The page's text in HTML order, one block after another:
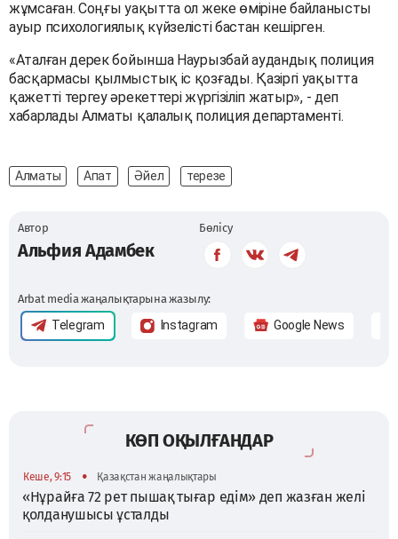
жұмсаған. Соңғы уақытта ол жеке өміріне байланысты
ауыр психологиялық күйзелісті бастан кешірген.
«Аталған дерек бойынша Наурызбай аудандық полиция
басқармасы қылмыстық іс қозғады. Қазіргі уақытта
қажетті тергеу әрекеттері жүргізіліп жатыр», - деп
хабарлады Алматы қалалық полиция департаменті.
Алматы Апат Әйел терезе
Автор
Альфия Адамбек
Бөлісу
Arbat media жаңалықтарына жазылу:
Telegram Instagram Google News
КӨП ОҚЫЛҒАНДАР
Кеше, 9:15 • Қазақстан жаңалықтары
«Нұрайға 72 рет пышақ тығар едім» деп жазған желі
қолданушысы ұсталды